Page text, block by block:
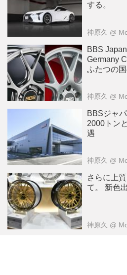
する。
神原久 @
BBS
Germany CH-R 日本
ふたつの
神原久 @
BBSジャ
2000トン
遇
神原久 @
さらに上
て。 新色
神原久 @